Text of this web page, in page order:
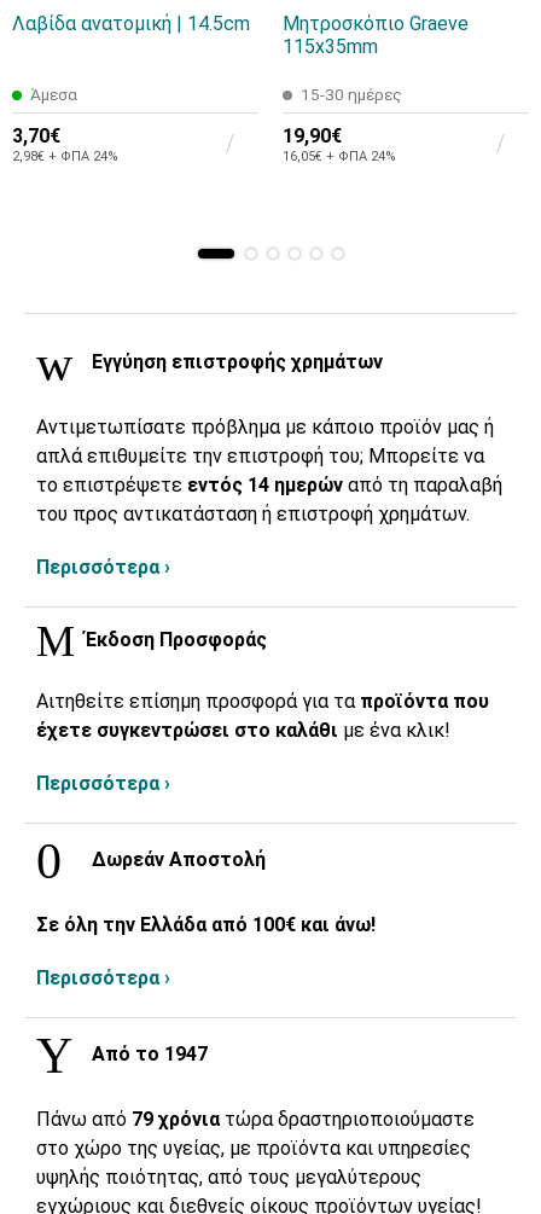
Λαβίδα ανατομική | 14.5cm
Άμεσα
3,70€
2,98€ + ΦΠΑ 24%
Μητροσκόπιο Graeve
115x35mm
15-30 ημέρες
19,90€
16,05€ + ΦΠΑ 24%
Εγγύηση επιστροφής χρημάτων
Αντιμετωπίσατε πρόβλημα με κάποιο προϊόν μας ή
απλά επιθυμείτε την επιστροφή του; Μπορείτε να
το επιστρέψετε εντός 14 ημερών από τη παραλαβή
του προς αντικατάσταση ή επιστροφή χρημάτων.
Περισσότερα ›
Έκδοση Προσφοράς
Αιτηθείτε επίσημη προσφορά για τα προϊόντα που
έχετε συγκεντρώσει στο καλάθι με ένα κλικ!
Περισσότερα ›
Δωρεάν Αποστολή
Σε όλη την Ελλάδα από 100€ και άνω!
Περισσότερα ›
Από το 1947
Πάνω από 79 χρόνια τώρα δραστηριοποιούμαστε
στο χώρο της υγείας, με προϊόντα και υπηρεσίες
υψηλής ποιότητας, από τους μεγαλύτερους
εγχώριους και διεθνείς οίκους προϊόντων υγείας!